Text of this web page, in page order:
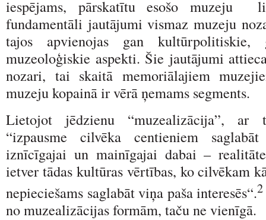
iespējams, pārskatītu esošo muzeju
fundamentāli jautājumi vismaz muzeju
tajos apvienojas gan kultūrpolitiskie,
muzeoloģiskie aspekti. Šie jautājumi
nozari, tai skaitā memoriālajiem
muzeju kopainā ir vērā ņemams segments.
Lietojot jēdzienu “muzealizācija”, ar
“izpausme cilvēka centieniem
iznīcīgajai un mainīgajai dabai –
ietver tādas kultūras vērtības, ko cilvēkam
nepieciešams saglabāt viņa paša interesēs“.2
no muzealizācijas formām, taču ne vienīgā.